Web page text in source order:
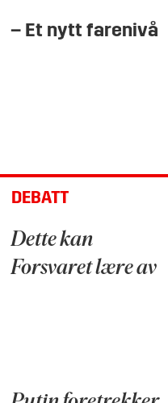
– Et nytt farenivå
DEBATT
Dette kan
Forsvaret lære av